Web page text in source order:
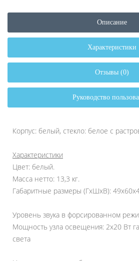
Описание
Характеристики
Отзывы (0)
Руководство
Корпус: белый, стекло: белое с
Характеристики
Цвет: белый.
Масса нетто: 13,3 кг.
Габаритные размеры (ГхШхВ):
Уровень звука в форсированном
Мощность узла освещения: 2х20 Вт
света